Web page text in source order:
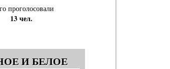
проголосовали
13 чел.
И БЕЛОЕ